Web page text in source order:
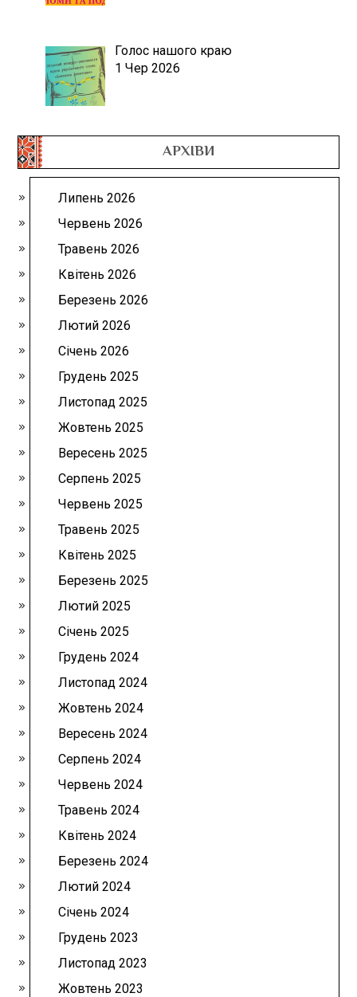
Голос нашого краю
1 Чер 2026
АРХІВИ
Липень 2026
Червень 2026
Травень 2026
Квітень 2026
Березень 2026
Лютий 2026
Січень 2026
Грудень 2025
Листопад 2025
Жовтень 2025
Вересень 2025
Серпень 2025
Червень 2025
Травень 2025
Квітень 2025
Березень 2025
Лютий 2025
Січень 2025
Грудень 2024
Листопад 2024
Жовтень 2024
Вересень 2024
Серпень 2024
Червень 2024
Травень 2024
Квітень 2024
Березень 2024
Лютий 2024
Січень 2024
Грудень 2023
Листопад 2023
Жовтень 2023